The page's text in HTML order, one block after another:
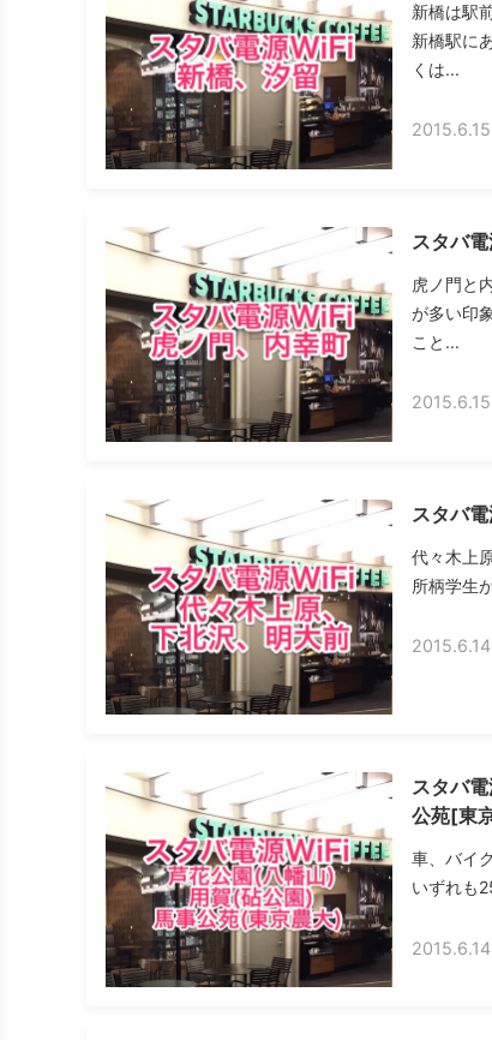
新橋は駅
新橋駅に
くは...
2015.6.15
スタバ
虎ノ門と
が多い印
こと...
2015.6.15
スタバ
代々木上
所柄学生
2015.6.14
スタバ
公苑[東
車、バイ
いずれも
2015.6.14